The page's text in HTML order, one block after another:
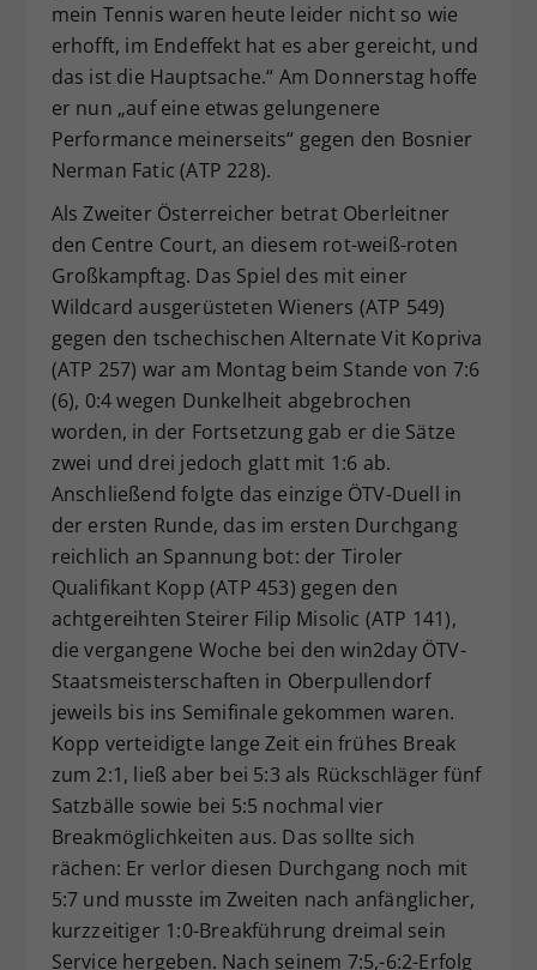
mein Tennis waren heute leider nicht so wie
erhofft, im Endeffekt hat es aber gereicht, und
das ist die Hauptsache.“ Am Donnerstag hoffe
er nun „auf eine etwas gelungenere
Performance meinerseits“ gegen den Bosnier
Nerman Fatic (ATP 228).
Als Zweiter Österreicher betrat Oberleitner
den Centre Court, an diesem rot-weiß-roten
Großkampftag. Das Spiel des mit einer
Wildcard ausgerüsteten Wieners (ATP 549)
gegen den tschechischen Alternate Vit Kopriva
(ATP 257) war am Montag beim Stande von 7:6
(6), 0:4 wegen Dunkelheit abgebrochen
worden, in der Fortsetzung gab er die Sätze
zwei und drei jedoch glatt mit 1:6 ab.
Anschließend folgte das einzige ÖTV-Duell in
der ersten Runde, das im ersten Durchgang
reichlich an Spannung bot: der Tiroler
Qualifikant Kopp (ATP 453) gegen den
achtgereihten Steirer Filip Misolic (ATP 141),
die vergangene Woche bei den win2day ÖTV-
Staatsmeisterschaften in Oberpullendorf
jeweils bis ins Semifinale gekommen waren.
Kopp verteidigte lange Zeit ein frühes Break
zum 2:1, ließ aber bei 5:3 als Rückschläger fünf
Satzbälle sowie bei 5:5 nochmal vier
Breakmöglichkeiten aus. Das sollte sich
rächen: Er verlor diesen Durchgang noch mit
5:7 und musste im Zweiten nach anfänglicher,
kurzzeitiger 1:0-Breakführung dreimal sein
Service hergeben. Nach seinem 7:5,-6:2-Erfolg